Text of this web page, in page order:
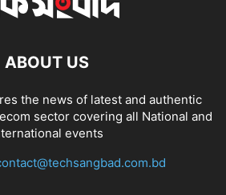
ABOUT US
the news of latest and authentic
sector covering all National and
events